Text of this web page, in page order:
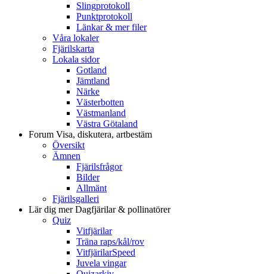
Slingprotokoll
Punktprotokoll
Länkar & mer filer
Våra lokaler
Fjärilskarta
Lokala sidor
Gotland
Jämtland
Närke
Västerbotten
Västmanland
Västra Götaland
Forum Visa, diskutera, artbestäm
Översikt
Ämnen
Fjärilsfrågor
Bilder
Allmänt
Fjärilsgalleri
Lär dig merDagfjärilar & pollinatörer
Quiz
Vitfjärilar
Träna raps/kål/rov
VitfjärilarSpeed
Juvela vingar